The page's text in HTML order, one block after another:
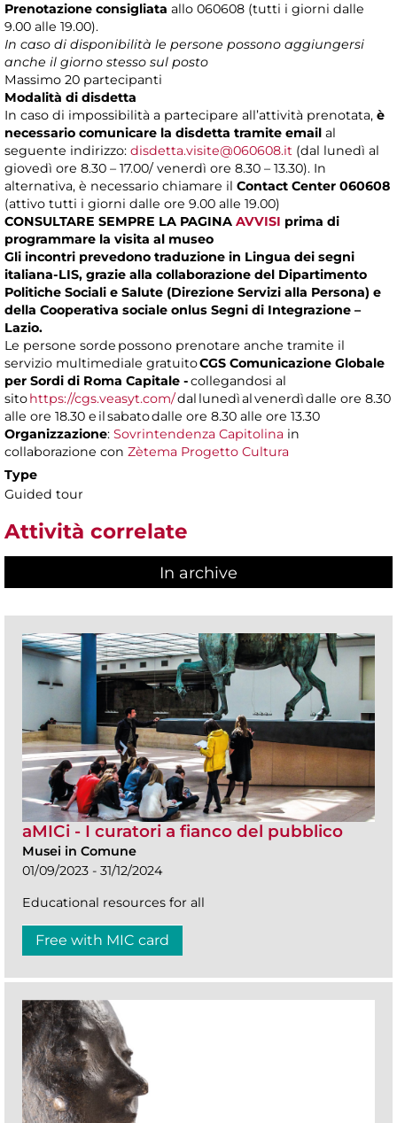
Prenotazione consigliata allo 060608 (tutti i giorni dalle
9.00 alle 19.00).
In caso di disponibilità le persone possono aggiungersi
anche il giorno stesso sul posto
Massimo 20 partecipanti
Modalità di disdetta
In caso di impossibilità a partecipare all’attività prenotata, è
necessario comunicare la disdetta tramite email al
seguente indirizzo: disdetta.visite@060608.it (dal lunedì al
giovedì ore 8.30 – 17.00/ venerdì ore 8.30 – 13.30). In
alternativa, è necessario chiamare il Contact Center 060608
(attivo tutti i giorni dalle ore 9.00 alle 19.00)
CONSULTARE SEMPRE LA PAGINA AVVISI prima di
programmare la visita al museo
Gli incontri prevedono traduzione in Lingua dei segni
italiana-LIS, grazie alla collaborazione del Dipartimento
Politiche Sociali e Salute (Direzione Servizi alla Persona) e
della Cooperativa sociale onlus Segni di Integrazione –
Lazio.
Le persone sorde possono prenotare anche tramite il
servizio multimediale gratuitoCGS Comunicazione Globale
per Sordi di Roma Capitale -collegandosi al
sitohttps://cgs.veasyt.com/dal lunedì al venerdì dalle ore 8.30
alle ore 18.30 e il sabato dalle ore 8.30 alle ore 13.30
Organizzazione: Sovrintendenza Capitolina in
collaborazione con Zètema Progetto Cultura
Type
Guided tour
Attività correlate
In archive
aMICi - I curatori a fianco del pubblico
Musei in Comune
01/09/2023 - 31/12/2024
Educational resources for all
Free with MIC card